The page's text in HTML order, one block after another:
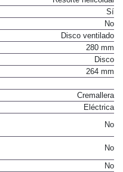
Sí
No
Disco ventilado
280 mm
Disco
264 mm
Cremallera
Eléctrica
No
No
No